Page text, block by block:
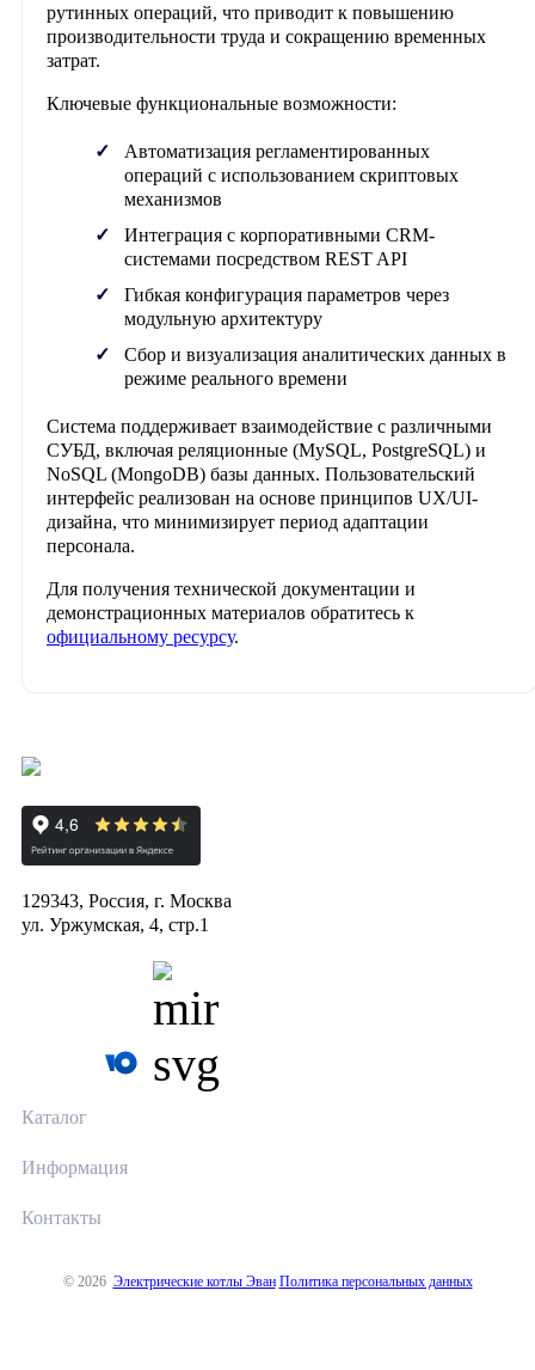
рутинных операций, что приводит к повышению
производительности труда и сокращению временных
затрат.
Ключевые функциональные возможности:
Автоматизация регламентированных
операций с использованием скриптовых
механизмов
Интеграция с корпоративными CRM-
системами посредством REST API
Гибкая конфигурация параметров через
модульную архитектуру
Сбор и визуализация аналитических данных в
режиме реального времени
Система поддерживает взаимодействие с различными
СУБД, включая реляционные (MySQL, PostgreSQL) и
NoSQL (MongoDB) базы данных. Пользовательский
интерфейс реализован на основе принципов UX/UI-
дизайна, что минимизирует период адаптации
персонала.
Для получения технической документации и
демонстрационных материалов обратитесь к
официальному ресурсу.
129343, Россия, г. Москва
ул. Уржумская, 4, стр.1
Каталог
Информация
Контакты
© 2026 Электрические котлы Эван Политика персональных данных